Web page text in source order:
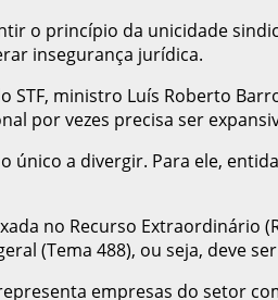
o princípio da unicidade
insegurança jurídica.
STF, ministro Luís Roberto
por vezes precisa ser
único a divergir. Para ele,
no Recurso Extraordinário
(Tema 488), ou seja, deve
empresas do setor